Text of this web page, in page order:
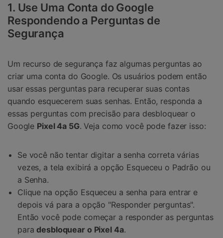
1. Use Uma Conta do Google
Respondendo a Perguntas de
Segurança
Um recurso de segurança faz algumas perguntas ao
criar uma conta do Google. Os usuários podem então
usar essas perguntas para recuperar suas contas
quando esquecerem suas senhas. Então, responda a
essas perguntas com precisão para desbloquear o
Google Pixel 4a 5G. Veja como você pode fazer isso:
Se você não tentar digitar a senha correta várias
vezes, a tela exibirá a opção Esqueceu o Padrão ou
a Senha.
Clique na opção Esqueceu a senha para entrar e
depois vá para a opção "Responder perguntas".
Então você pode começar a responder as perguntas
paradesbloquear o Pixel 4a.